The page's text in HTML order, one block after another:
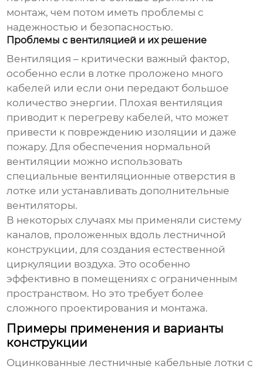
монтаж, чем потом иметь проблемы с
надежностью и безопасностью.
Проблемы с вентиляцией и их решение
Вентиляция – критически важный фактор,
особенно если в лотке проложено много
кабелей или если они передают большое
количество энергии. Плохая вентиляция
приводит к перегреву кабелей, что может
привести к повреждению изоляции и даже
пожару. Для обеспечения нормальной
вентиляции можно использовать
специальные вентиляционные отверстия в
лотке или устанавливать дополнительные
вентиляторы.
В некоторых случаях мы применяли систему
каналов, проложенных вдоль лестничной
конструкции, для создания естественной
циркуляции воздуха. Это особенно
эффективно в помещениях с ограниченным
пространством. Но это требует более
сложного проектирования и монтажа.
Примеры применения и варианты
конструкции
Оцинкованные лестничные кабельные лотки с